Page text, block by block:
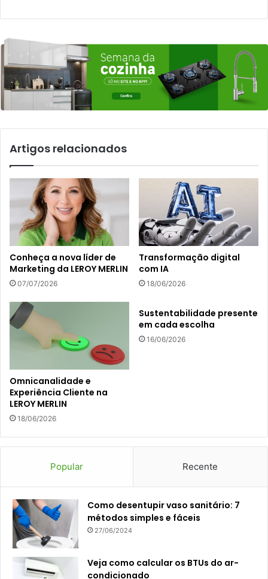
Artigos relacionados
Conheça a nova líder de
Marketing da LEROY MERLIN
07/07/2026
Transformação digital
com IA
18/06/2026
Omnicanalidade e
Experiência Cliente na
LEROY MERLIN
18/06/2026
Sustentabilidade presente
em cada escolha
16/06/2026
Popular Recente
Como desentupir vaso sanitário: 7
métodos simples e fáceis
27/06/2024
Veja como calcular os BTUs do ar-
condicionado